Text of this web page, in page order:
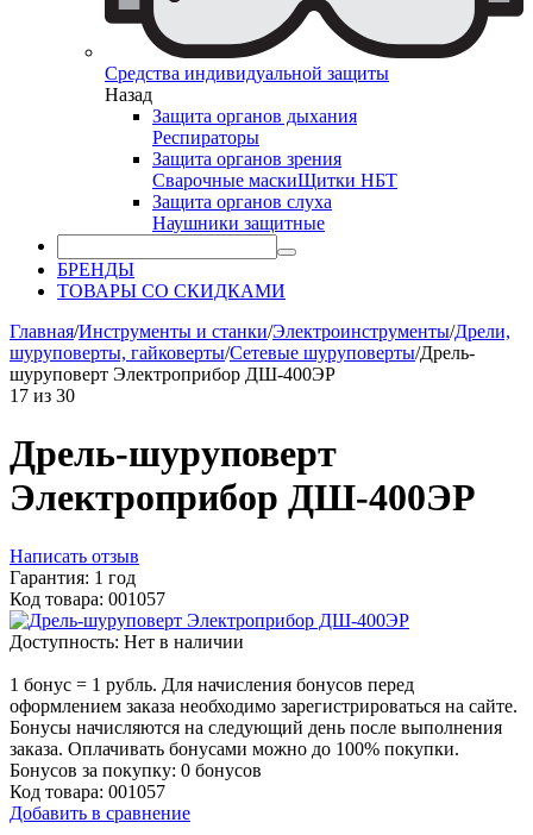
Средства индивидуальной защиты
Назад
Защита органов дыхания
Респираторы
Защита органов зрения
Сварочные маскиЩитки НБТ
Защита органов слуха
Наушники защитные
БРЕНДЫ
ТОВАРЫ СО СКИДКАМИ
Главная/Инструменты и станки/Электроинструменты/Дрели,
шуруповерты, гайковерты/Сетевые шуруповерты/Дрель-
шуруповерт Электроприбор ДШ-400ЭР
17 из 30
Дрель-шуруповерт
Электроприбор ДШ-400ЭР
Написать отзыв
Гарантия: 1 год
Код товара: 001057
Доступность: Нет в наличии
1 бонус = 1 рубль. Для начисления бонусов перед
оформлением заказа необходимо зарегистрироваться на сайте.
Бонусы начисляются на следующий день после выполнения
заказа. Оплачивать бонусами можно до 100% покупки.
Бонусов за покупку: 0 бонусов
Код товара: 001057
Добавить в сравнение